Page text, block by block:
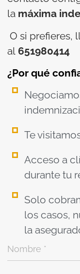
la máxima
O si prefieres,
al 651980414
¿Por qué
Te
Acceso a
durante tu
Solo
los casos,
la